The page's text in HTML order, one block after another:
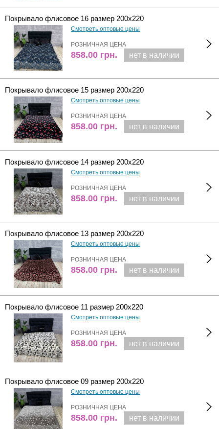
Покрывало флисовое 16 размер 200х220
Смотреть оптовые цены
РОЗНИЧНАЯ ЦЕНА
858.00 грн. нет в наличии
Покрывало флисовое 15 размер 200х220
Смотреть оптовые цены
РОЗНИЧНАЯ ЦЕНА
858.00 грн. нет в наличии
Покрывало флисовое 14 размер 200х220
Смотреть оптовые цены
РОЗНИЧНАЯ ЦЕНА
858.00 грн. нет в наличии
Покрывало флисовое 13 размер 200х220
Смотреть оптовые цены
РОЗНИЧНАЯ ЦЕНА
858.00 грн. нет в наличии
Покрывало флисовое 11 размер 200х220
Смотреть оптовые цены
РОЗНИЧНАЯ ЦЕНА
858.00 грн. нет в наличии
Покрывало флисовое 09 размер 200х220
Смотреть оптовые цены
РОЗНИЧНАЯ ЦЕНА
858.00 грн. нет в наличии